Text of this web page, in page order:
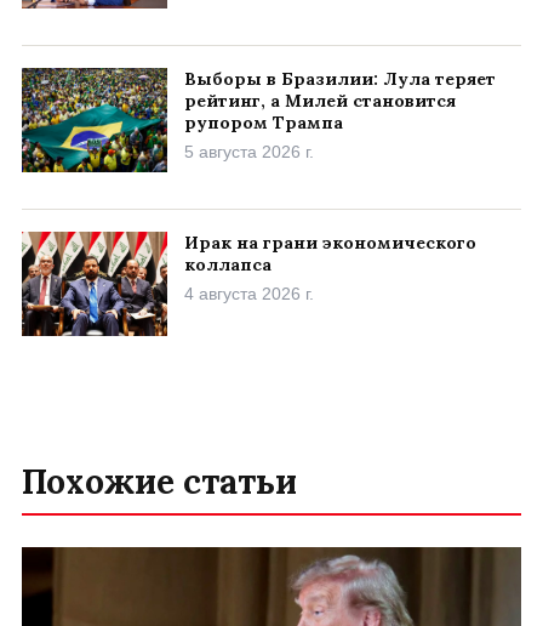
Выборы в Бразилии: Лула теряет
рейтинг, а Милей становится
рупором Трампа
5 августа 2026 г.
Ирак на грани экономического
коллапса
4 августа 2026 г.
Похожие статьи